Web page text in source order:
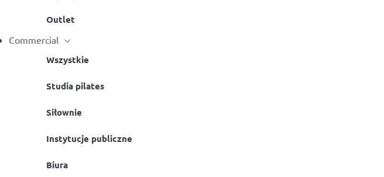
Outlet
Commercial
Wszystkie
Studia pilates
Siłownie
Instytucje publiczne
Biura